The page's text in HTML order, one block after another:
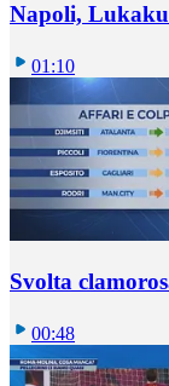
Napoli, Lukaku
01:10
Svolta
00:48